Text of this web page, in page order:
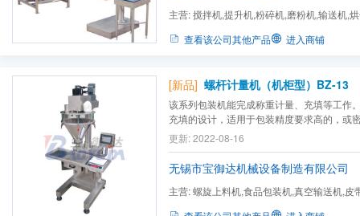
主营:搅拌机,提升机,粉碎机,磨粉机,输送机,
查看该公司其他产品
进入商铺
[新品] 螺杆计量机（机柜型）BZ-13
该系列包装机能完成称重计量、充填等工作
充填的设计，适用于包装精度要求高的，或
好的或者流动性差的粉末、小颗粒物料，如
加剂、淀粉、固体饮料、白砂糖、味精、固
糖、碳粉、爽身粉、染料、香精香料等。
更新: 2022-08-16
无锡市宝御达机械设备制造有限公司
主营:螺旋上料机,食品包装机,真空输送机,皮